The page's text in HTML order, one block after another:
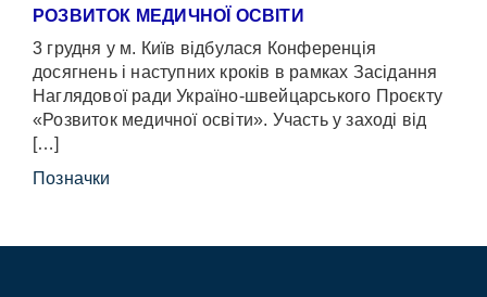
РОЗВИТОК МЕДИЧНОЇ ОСВІТИ
3 грудня у м. Київ відбулася Конференція
досягнень і наступних кроків в рамках Засідання
Наглядової ради Україно-швейцарського Проєкту
«Розвиток медичної освіти». Участь у заході від
[…]
Позначки